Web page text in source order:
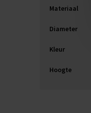
Materiaal
Diameter
Kleur
Hoogte